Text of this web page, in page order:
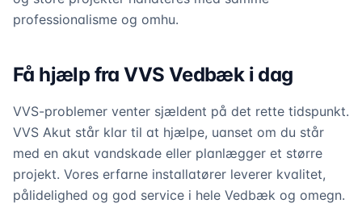
professionalisme og omhu.
Få hjælp fra VVS Vedbæk i dag
VVS-problemer venter sjældent på det rette tidspunkt.
VVS Akut står klar til at hjælpe, uanset om du står
med en akut vandskade eller planlægger et større
projekt. Vores erfarne installatører leverer kvalitet,
pålidelighed og god service i hele Vedbæk og omegn.